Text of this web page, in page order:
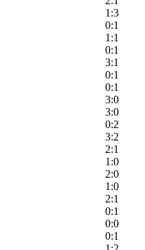
1:3
0:1
1:1
0:1
3:1
0:1
0:1
3:0
3:0
0:2
3:2
2:1
1:0
2:0
1:0
2:1
0:1
0:0
0:1